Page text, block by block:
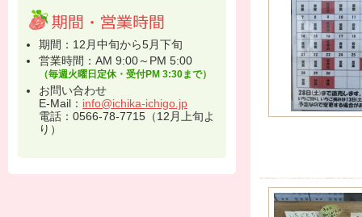
期間：12月中旬から5月下旬
営業時間：AM 9:00～PM 5:00
（毎週火曜日定休・受付PM 3:30まで）
お問い合わせ
E-Mail： info@ichika-ichigo.jp
電話：0566-78-7715（12月上旬よ
り）